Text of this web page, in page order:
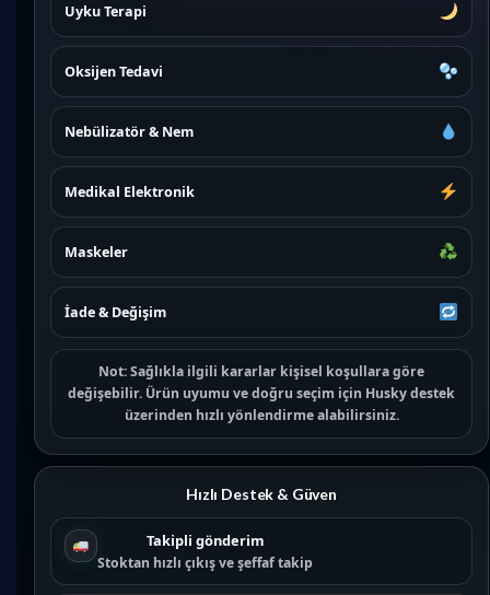
Uyku Terapi
Oksijen Tedavi
Nebülizatör & Nem
Medikal Elektronik
Maskeler
İade & Değişim
Not:Sağlıkla ilgili kararlar kişisel koşullara göre
değişebilir. Ürün uyumu ve doğru seçim için Husky destek
üzerinden hızlı yönlendirme alabilirsiniz.
Hızlı Destek & Güven
Takipli gönderim
Stoktan hızlı çıkış ve şeffaf takip